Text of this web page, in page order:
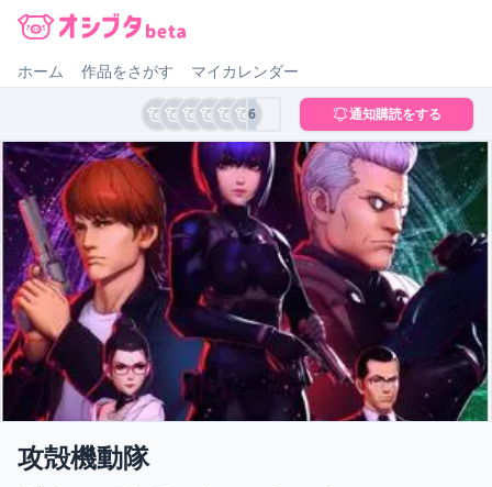
ホーム 作品をさがす マイカレンダー
6 通知購読をする
攻殻機動隊